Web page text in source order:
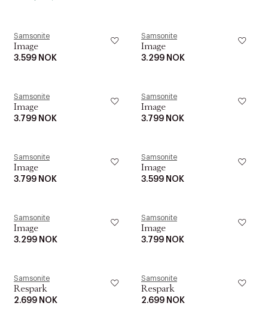
Samsonite
Image
3.599 NOK
Samsonite
Image
3.299 NOK
Samsonite
Image
3.799 NOK
Samsonite
Image
3.799 NOK
Samsonite
Image
3.799 NOK
Samsonite
Image
3.599 NOK
Samsonite
Image
3.299 NOK
Samsonite
Image
3.799 NOK
Samsonite
Respark
2.699 NOK
Samsonite
Respark
2.699 NOK